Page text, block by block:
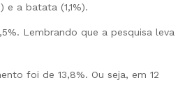
a batata (1,1%).
Lembrando que a pesquisa leva
foi de 13,8%. Ou seja, em 12